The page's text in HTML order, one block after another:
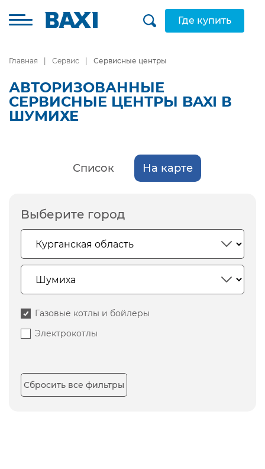
Где купить
Главная Сервис Сервисные центры
АВТОРИЗОВАННЫЕ
СЕРВИСНЫЕ ЦЕНТРЫ BAXI В
ШУМИХЕ
Список На карте
Выберите город
Газовые котлы и бойлеры
Электрокотлы
Сбросить все фильтры